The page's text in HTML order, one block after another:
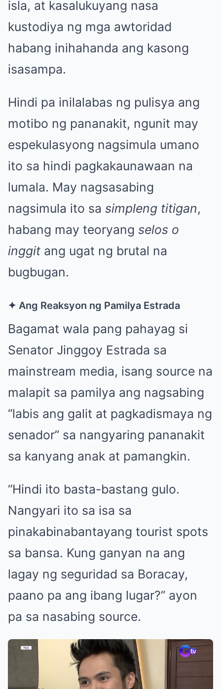
isla, at kasalukuyang nasa
kustodiya ng mga awtoridad
habang inihahanda ang kasong
isasampa.
Hindi pa inilalabas ng pulisya ang
motibo ng pananakit, ngunit may
espekulasyong nagsimula umano
ito sa hindi pagkakaunawaan na
lumala. May nagsasabing
nagsimula ito sa simpleng titigan,
habang may teoryang selos o
inggit ang ugat ng brutal na
bugbugan.
✦ Ang Reaksyon ng Pamilya Estrada
Bagamat wala pang pahayag si
Senator Jinggoy Estrada sa
mainstream media, isang source na
malapit sa pamilya ang nagsabing
“labis ang galit at pagkadismaya ng
senador” sa nangyaring pananakit
sa kanyang anak at pamangkin.
“Hindi ito basta-bastang gulo.
Nangyari ito sa isa sa
pinakabinabantayang tourist spots
sa bansa. Kung ganyan na ang
lagay ng seguridad sa Boracay,
paano pa ang ibang lugar?” ayon
pa sa nasabing source.